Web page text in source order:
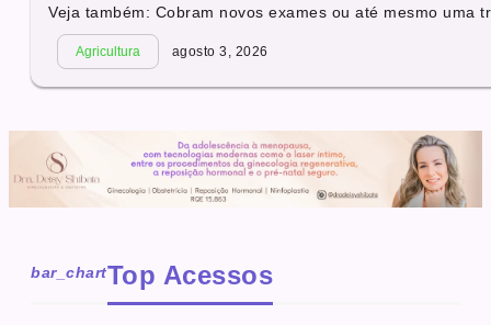
Veja também: Cobram novos exames ou até mesmo uma
Agricultura agosto 3, 2026
bar_chartTop Acessos